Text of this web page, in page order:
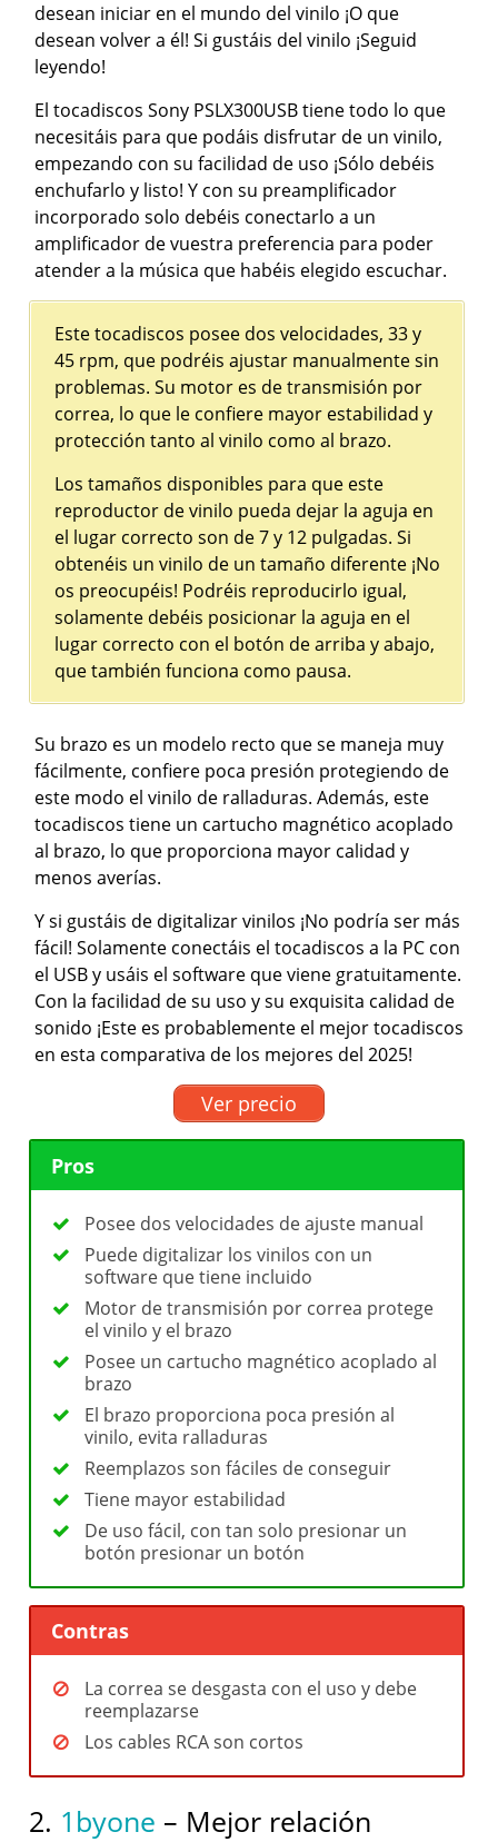
desean iniciar en el mundo del vinilo ¡O que
desean volver a él! Si gustáis del vinilo ¡Seguid
leyendo!
El tocadiscos Sony PSLX300USB tiene todo lo que
necesitáis para que podáis disfrutar de un vinilo,
empezando con su facilidad de uso ¡Sólo debéis
enchufarlo y listo! Y con su preamplificador
incorporado solo debéis conectarlo a un
amplificador de vuestra preferencia para poder
atender a la música que habéis elegido escuchar.
Este tocadiscos posee dos velocidades, 33 y
45 rpm, que podréis ajustar manualmente sin
problemas. Su motor es de transmisión por
correa, lo que le confiere mayor estabilidad y
protección tanto al vinilo como al brazo.
Los tamaños disponibles para que este
reproductor de vinilo pueda dejar la aguja en
el lugar correcto son de 7 y 12 pulgadas. Si
obtenéis un vinilo de un tamaño diferente ¡No
os preocupéis! Podréis reproducirlo igual,
solamente debéis posicionar la aguja en el
lugar correcto con el botón de arriba y abajo,
que también funciona como pausa.
Su brazo es un modelo recto que se maneja muy
fácilmente, confiere poca presión protegiendo de
este modo el vinilo de ralladuras. Además, este
tocadiscos tiene un cartucho magnético acoplado
al brazo, lo que proporciona mayor calidad y
menos averías.
Y si gustáis de digitalizar vinilos ¡No podría ser más
fácil! Solamente conectáis el tocadiscos a la PC con
el USB y usáis el software que viene gratuitamente.
Con la facilidad de su uso y su exquisita calidad de
sonido ¡Este es probablemente el mejor tocadiscos
en esta comparativa de los mejores del 2025!
Ver precio
Pros
Posee dos velocidades de ajuste manual
Puede digitalizar los vinilos con un
software que tiene incluido
Motor de transmisión por correa protege
el vinilo y el brazo
Posee un cartucho magnético acoplado al
brazo
El brazo proporciona poca presión al
vinilo, evita ralladuras
Reemplazos son fáciles de conseguir
Tiene mayor estabilidad
De uso fácil, con tan solo presionar un
botón presionar un botón
Contras
La correa se desgasta con el uso y debe
reemplazarse
Los cables RCA son cortos
2. 1byone – Mejor relación